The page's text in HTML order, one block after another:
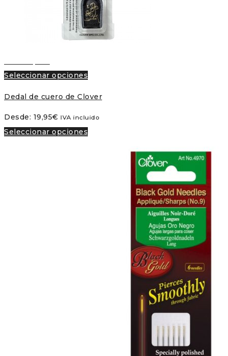
Seleccionar opciones
Dedal de cuero de Clover
Desde: 19,95€ IVA incluido
Seleccionar opciones